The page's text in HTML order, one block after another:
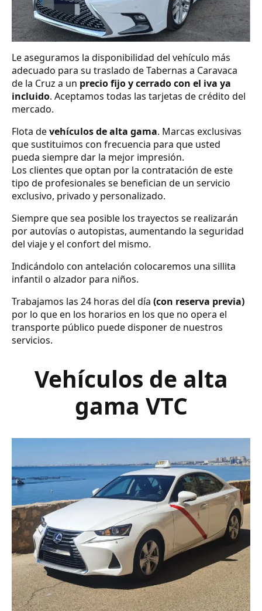
Le aseguramos la disponibilidad del vehículo más
adecuado para su traslado de Tabernas a Caravaca
de la Cruz a un precio fijo y cerrado con el iva ya
incluido. Aceptamos todas las tarjetas de crédito del
mercado.
Flota devehículos de alta gama. Marcas exclusivas
que sustituimos con frecuencia para que usted
pueda siempre dar la mejor impresión.
Los clientes que optan por la contratación de este
tipo de profesionales se benefician de un servicio
exclusivo, privado y personalizado.
Siempre que sea posible los trayectos se realizarán
por autovías o autopistas, aumentando la seguridad
del viaje y el confort del mismo.
Indicándolo con antelación colocaremos una sillita
infantil o alzador para niños.
Trabajamos las 24 horas del día (con reserva previa)
por lo que en los horarios en los que no opera el
transporte público puede disponer de nuestros
servicios.
Vehículos de alta
gama VTC